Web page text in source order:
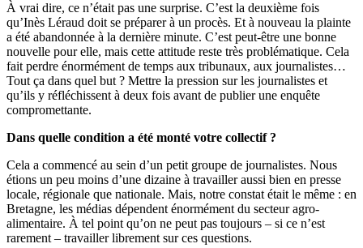
À vrai dire, ce n’était pas une surprise. C’est la deuxième fois
qu’Inès Léraud doit se préparer à un procès. Et à nouveau la plainte
a été abandonnée à la dernière minute. C’est peut-être une bonne
nouvelle pour elle, mais cette attitude reste très problématique. Cela
fait perdre énormément de temps aux tribunaux, aux journalistes…
Tout ça dans quel but ? Mettre la pression sur les journalistes et
qu’ils y réfléchissent à deux fois avant de publier une enquête
compromettante.
Dans quelle condition a été monté votre collectif ?
Cela a commencé au sein d’un petit groupe de journalistes. Nous
étions un peu moins d’une dizaine à travailler aussi bien en presse
locale, régionale que nationale. Mais, notre constat était le même : en
Bretagne, les médias dépendent énormément du secteur agro-
alimentaire. À tel point qu’on ne peut pas toujours – si ce n’est
rarement – travailler librement sur ces questions.